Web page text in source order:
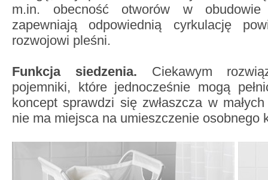
m.in. obecność otworów w obudowie
zapewniają odpowiednią cyrkulację
rozwojowi pleśni.
Funkcja siedzenia. Ciekawym
pojemniki, które jednocześnie mogą
koncept sprawdzi się zwłaszcza w
nie ma miejsca na umieszczenie osobnego